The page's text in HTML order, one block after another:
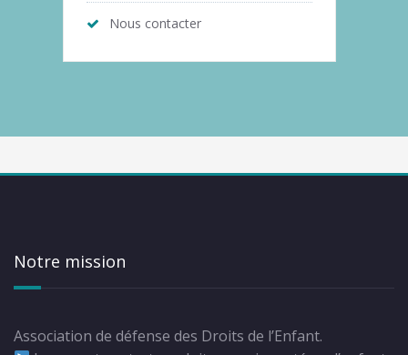
Nous contacter
Notre mission
Association de défense des Droits de l’Enfant.